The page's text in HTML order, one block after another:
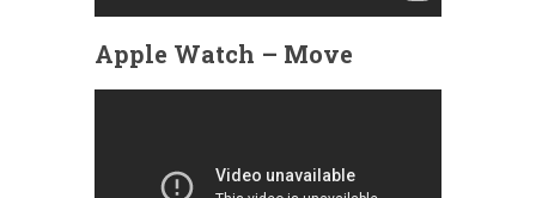
Apple Watch – Move